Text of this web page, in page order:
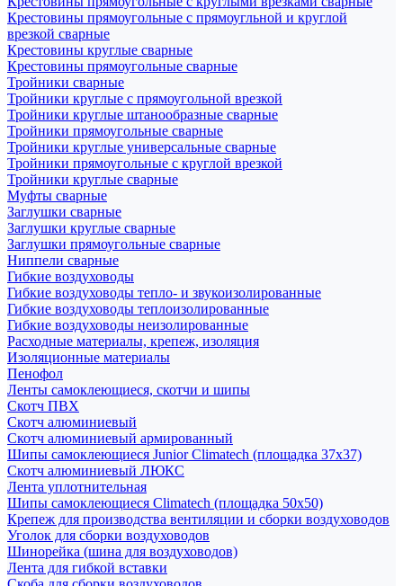
Крестовины прямоугольные с прямоугльной и круглой
врезкой сварные
Крестовины круглые сварные
Крестовины прямоугольные сварные
Тройники сварные
Тройники круглые с прямоугольной врезкой
Тройники круглые штанообразные сварные
Тройники прямоугольные сварные
Тройники круглые универсальные сварные
Тройники прямоугольные с круглой врезкой
Тройники круглые сварные
Муфты сварные
Заглушки сварные
Заглушки круглые сварные
Заглушки прямоугольные сварные
Ниппели сварные
Гибкие воздуховоды
Гибкие воздуховоды тепло- и звукоизолированные
Гибкие воздуховоды теплоизолированные
Гибкие воздуховоды неизолированные
Расходные материалы, крепеж, изоляция
Изоляционные материалы
Пенофол
Ленты самоклеющиеся, скотчи и шипы
Скотч ПВХ
Скотч алюминиевый
Скотч алюминиевый армированный
Шипы самоклеющиеся Junior Climatech (площадка 37х37)
Скотч алюминиевый ЛЮКС
Лента уплотнительная
Шипы самоклеющиеся Climatech (площадка 50х50)
Крепеж для производства вентиляции и сборки воздуховодов
Уголок для сборки воздуховодов
Шинорейка (шина для воздуховодов)
Лента для гибкой вставки